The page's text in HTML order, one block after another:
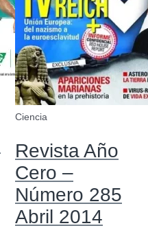
Ciencia
Revista Año
Cero –
Número 285
Abril 2014